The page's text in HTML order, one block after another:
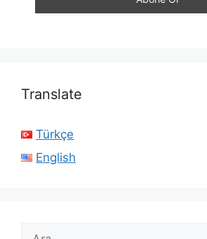
Translate
Türkçe
English
için